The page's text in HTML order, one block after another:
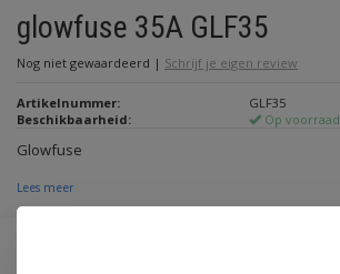
glowfuse 35A GLF35
Nog niet gewaardeerd | Schrijf je eigen review
Artikelnummer:
GLF35
Beschikbaarheid:
Op voorraad
Glowfuse
Lees meer